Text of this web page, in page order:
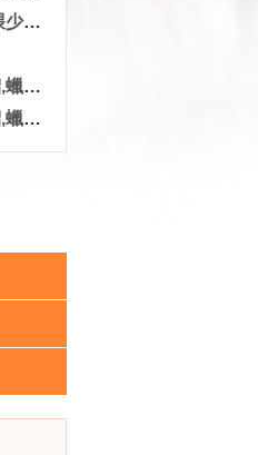
蠟嘴雀馴養 每天需要喂少量青菜和蘋果
黑尾蠟嘴雀的品種介紹,蠟嘴雀的品種簡介
黑尾蠟嘴雀的品種介紹,蠟嘴雀